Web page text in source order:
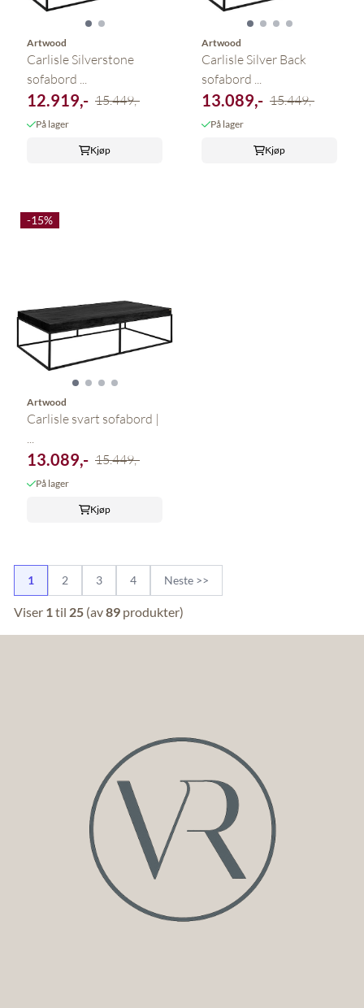
Artwood
Carlisle Silverstone
sofabord ...
12.919,- 15.449,-
På lager
Kjøp
Artwood
Carlisle Silver Back
sofabord ...
13.089,- 15.449,-
På lager
Kjøp
-15%
Artwood
Carlisle svart sofabord |
13.089,- 15.449,-
På lager
Kjøp
1 2 3 4 Neste >>
Viser 1 til 25(av89produkter)